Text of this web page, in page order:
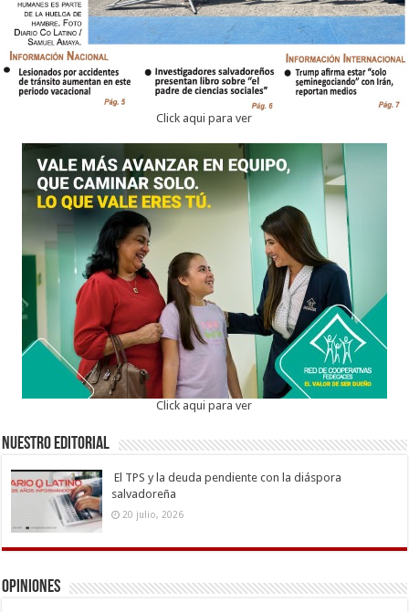
Click aqui para ver
Click aqui para ver
Nuestro Editorial
El TPS y la deuda pendiente con la diáspora
salvadoreña
20 julio, 2026
Opiniones